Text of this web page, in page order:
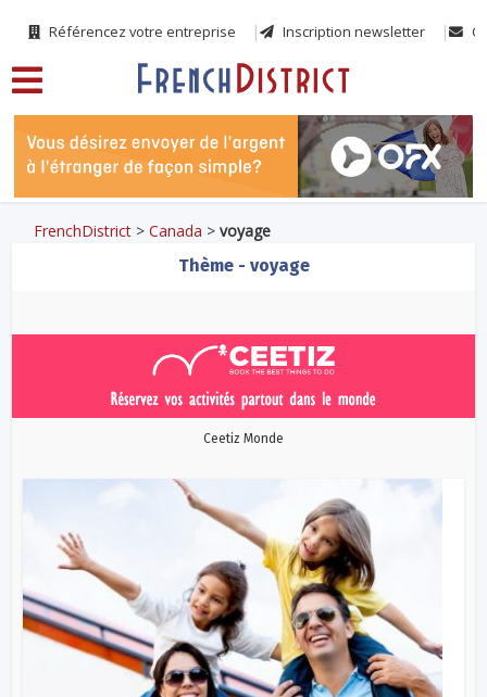
Référencez votre entreprise Inscription newsletter
FrenchDistrict >Canada >voyage
Thème - voyage
Ceetiz Monde